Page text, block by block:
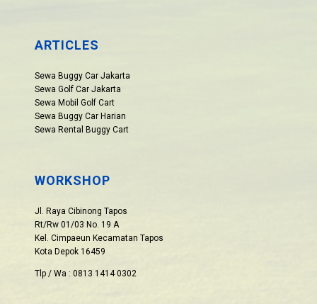
ARTICLES
Sewa Buggy Car Jakarta
Sewa Golf Car Jakarta
Sewa Mobil Golf Cart
Sewa Buggy Car Harian
Sewa Rental Buggy Cart
WORKSHOP
Jl. Raya Cibinong Tapos
Rt/Rw 01/03 No. 19 A
Kel. Cimpaeun Kecamatan Tapos
Kota Depok 16459
Tlp / Wa : 0813 1414 0302